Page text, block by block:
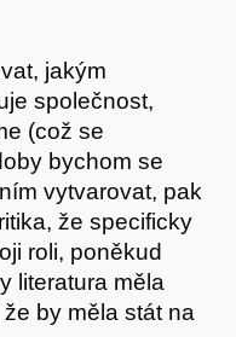
jakým
společnost,
(což se
bychom se
vytvarovat, pak
že specificky
roli, poněkud
literatura měla
by měla stát na